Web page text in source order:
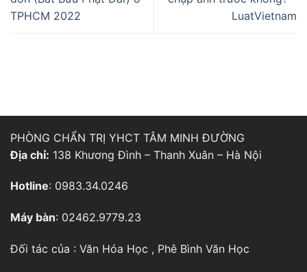
TPHCM 2022
LuatVietnam
PHÒNG CHẨN TRỊ YHCT TÂM MINH ĐƯỜNG
Địa chỉ: 138 Khương Đình – Thanh Xuân – Hà Nội
Hotline: 0983.34.0246
Máy bàn: 02462.9779.23
Đối tác của : Văn Hóa Học , Phê Bình Văn Học